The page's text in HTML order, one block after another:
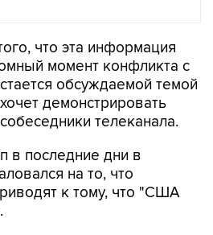
что эта информация
момент конфликта с
обсуждаемой темой
демонстрировать
телеканала.
в последние дни в
на то, что
к тому, что "США